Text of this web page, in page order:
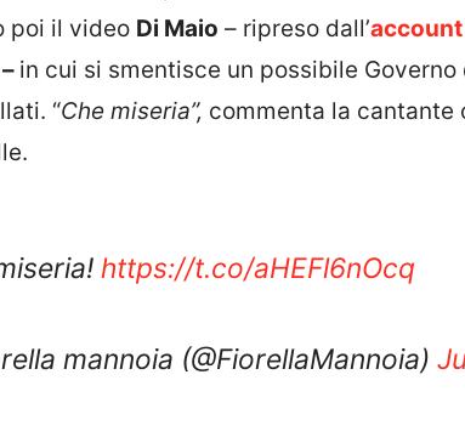
poi il video Di Maio – ripreso dall’
in cui si smentisce un possibile Governo
“Che miseria”,
commenta la